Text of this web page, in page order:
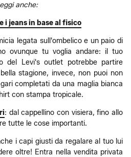
anche:
i jeans in base al fisico
legata sull'ombelico e un paio di
ovunque tu voglia andare: il tuo
del Levi's outlet potrebbe partire
stagione, invece, non puoi non
completati da una maglia bianca
con stampa tropicale.
: dal cappellino con visiera, fino allo
tutte le cose importanti.
i capi giusti da regalare al tuo lui
oltre! Entra nella vendita privata